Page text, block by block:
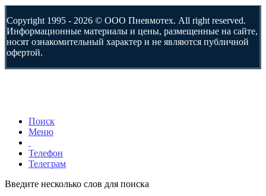
Copyright 1995 - 2026 © ООО Пневмотех. All right reserved.
Информационные материалы и цены, размещенные на сайте,
носят ознакомительный характер и не являются публичной
офертой.
Поиск
Меню
Телефон
Телеграм
Введите несколько слов для поиска